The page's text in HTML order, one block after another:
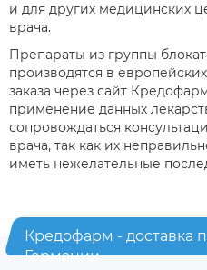
и для других медицинских
врача.
Препараты из группы
производятся в
заказа через сайт
применение данных
сопровождаться
врача, так как их
иметь нежелательные
Кредофарм - доставка
Германии